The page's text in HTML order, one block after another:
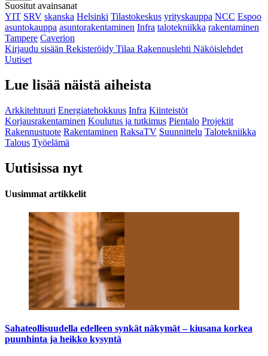
Suositut avainsanat
YIT SRV skanska Helsinki Tilastokeskus yrityskauppa NCC Espoo
asuntokauppa asuntorakentaminen Infra talotekniikka rakentaminen
Tampere Caverion
Kirjaudu sisään Rekisteröidy Tilaa Rakennuslehti Näköislehdet
Uutiset
Lue lisää näistä aiheista
Arkkitehtuuri Energiatehokkuus Infra Kiinteistöt
Korjausrakentaminen Koulutus ja tutkimus Pientalo Projektit
Rakennustuote Rakentaminen RaksaTV Suunnittelu Talotekniikka
Talous Työelämä
Uutisissa nyt
Uusimmat artikkelit
Sahateollisuudella edelleen synkät näkymät – kiusana korkea
puunhinta ja heikko kysyntä